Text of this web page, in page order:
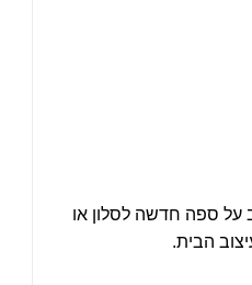
על ספה חדשה לסלון או
הבית.